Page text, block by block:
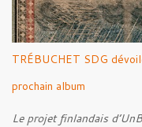
Kohlmannslehner,
Ralf Raths, directeur du
afin d'interroger plus
dans l'esthétique et
découvrir ci-dessous :
TRÉBUCHET SDG
prochain album
Le projet finlandais